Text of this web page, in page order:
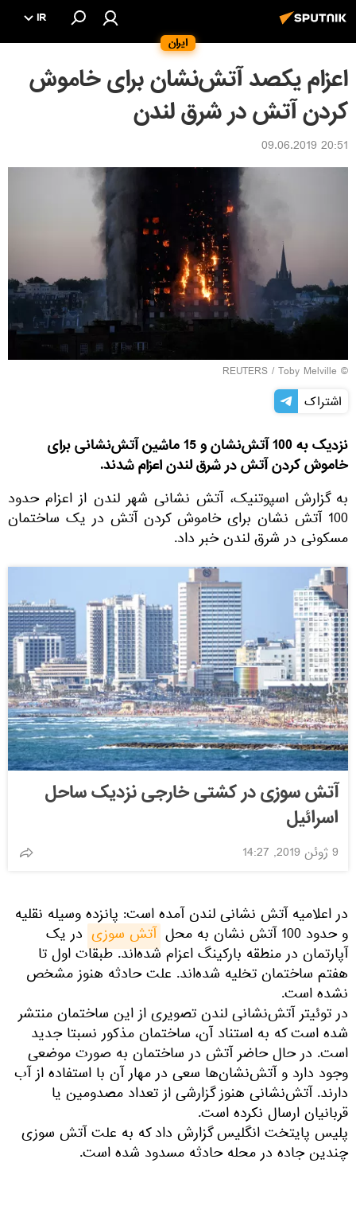
ایران
IR
اعزام یکصد آتش‌نشان برای خاموش
کردن آتش در شرق لندن
20:51 09.06.2019
©
REUTERS / Toby Melville
اشتراک
نزدیک به 100 آتش‌نشان و 15 ماشین آتش‌نشانی برای
خاموش کردن آتش در شرق لندن اعزام شدند.
به گزارش اسپوتنیک، آتش نشانی شهر لندن از اعزام حدود
100 آتش نشان برای خاموش کردن آتش در یک ساختمان
مسکونی در شرق لندن خبر داد.
آتش سوزی در کشتی خارجی نزدیک ساحل
اسرائیل
9 ژوئن 2019, 14:27
در اعلامیه آتش نشانی لندن آمده است: پانزده وسیله نقلیه
و حدود 100 آتش نشان به محل آتش سوزی در یک
آپارتمان در منطقه بارکینگ اعزام شده‌اند. طبقات اول تا
هفتم ساختمان تخلیه شده‌اند. علت حادثه هنوز مشخص
نشده است.
در توئیتر آتش‌نشانی لندن تصویری از این ساختمان منتشر
شده است که به استناد آن، ساختمان مذکور نسبتا جدید
است. در حال حاضر آتش در ساختمان به صورت موضعی
وجود دارد و آتش‌نشان‌ها سعی در مهار آن با استفاده از آب
دارند. آتش‌نشانی هنوز گزارشی از تعداد مصدومین یا
قربانیان ارسال نکرده است.
پلیس پایتخت انگلیس گزارش داد که به علت آتش سوزی
چندین جاده در محله حادثه مسدود شده است.